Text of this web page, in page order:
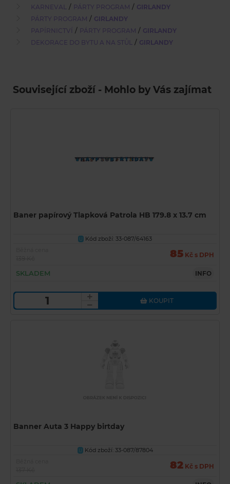
KARNEVAL / PÁRTY PROGRAM / GIRLANDY
PÁRTY PROGRAM / GIRLANDY
PAPÍRNICTVÍ / PÁRTY PROGRAM / GIRLANDY
DEKORACE DO BYTU A NA STŮL / GIRLANDY
Související zboží - Mohlo by Vás zajímat
Baner papírový Tlapková Patrola HB 179.8 x 13.7 cm
U
Kód zboží: 33-087/64163
85 Kč s DPH
SKLADEM INFO
KOUPIT
Banner Auta 3 Happy birtday
U Kód zboží: 33-087/87804
82 Kč s DPH